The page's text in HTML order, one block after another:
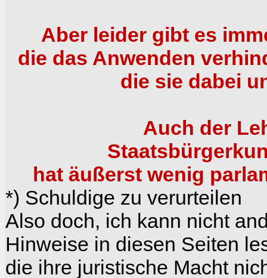
Aber leider gibt es
die das Anwenden
die sie dabei
Auch der
hat äußerst wenig
*) Schuldige zu verurteilen
Also doch, ich kann nicht
Hinweise in diesen Seiten
die ihre juristische Macht